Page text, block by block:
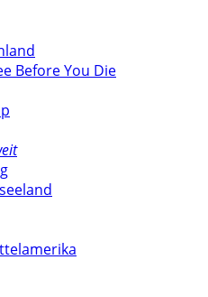
Before You Die